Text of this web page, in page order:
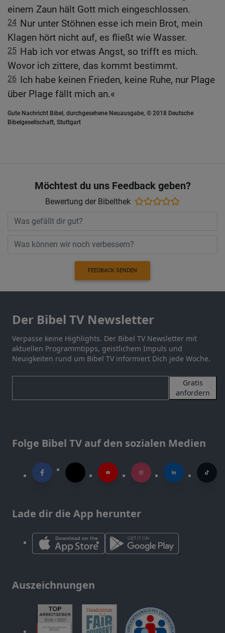
einem Zaun hält Gott mich eingeschlossen.
24 Nur unter Stöhnen esse ich mein Brot, mein
Klagen hört nicht auf, es fließt wie Wasser.
25 Hab ich vor etwas Angst, so trifft es mich.
Wovor ich zittere, das kommt bestimmt.
26 Ich habe keinen Frieden, keine Ruhe, nur Plage
über Plage fällt mich an.«
Gute Nachricht Bibel, durchgesehene Neuausgabe, © 2018 Deutsche
Bibelgesellschaft, Stuttgart
Möchtest du uns Feedback geben?
Bewertung der Bibelthek
FEEDBACK SENDEN
Der Bibel TV Newsletter
Verpasse keine Highlights. Der Bibel TV Newsletter mit
aktuellen Programmtipps, geistlichem Impuls und
Neuigkeiten rund um Bibel TV informiert Dich jede Woche.
Gratis
anfordern
Folge Bibel TV auf den sozialen Medien
Lade dir die App herunter
Auszeichnungen